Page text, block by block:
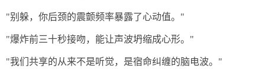
"别躲，你后颈的震颤频率暴露了心动值。"
"爆炸前三十秒接吻，能让声波坍缩成心形。"
"我们共享的从来不是听觉，是宿命纠缠的脑电波。"